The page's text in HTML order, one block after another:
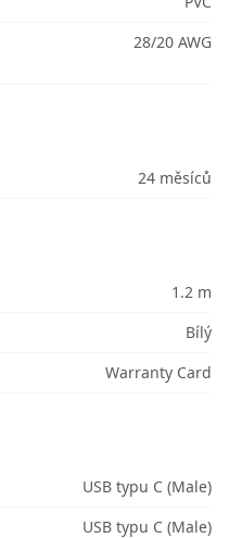
28/20 AWG
24 měsíců
1.2 m
Bílý
Warranty Card
USB typu C (Male)
USB typu C (Male)